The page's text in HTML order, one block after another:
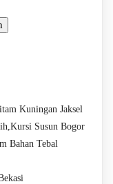
Kuningan Jaksel
Susun Bogor
Bahan Tebal